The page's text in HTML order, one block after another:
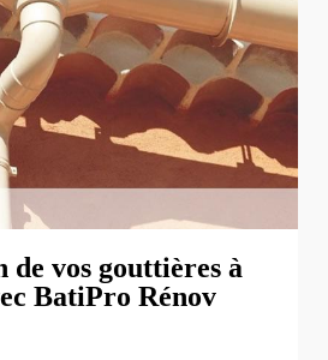
de vos gouttières à
BatiPro Rénov